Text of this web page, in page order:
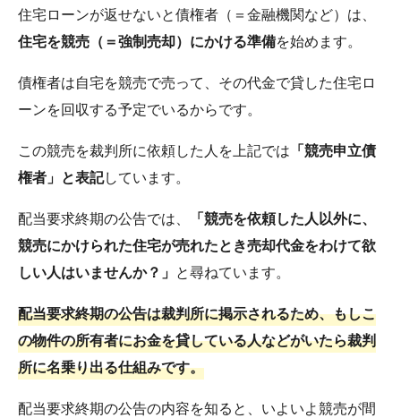
住宅ローンが返せないと債権者（＝金融機関など）は、
住宅を競売（＝強制売却）にかける準備を始めます。
債権者は自宅を競売で売って、その代金で貸した住宅ロ
ーンを回収する予定でいるからです。
この競売を裁判所に依頼した人を上記では 「競売申立債
権者」と表記しています。
配当要求終期の公告では、
「競売を依頼した人以外に、
競売にかけられた住宅が売れたとき売却代金をわけて欲
しい人はいませんか？」 と尋ねています。
配当要求終期の公告は裁判所に掲示されるため、もしこ
の物件の所有者にお金を貸している人などがいたら裁判
所に名乗り出る仕組みです。
配当要求終期の公告の内容を知ると、いよいよ競売が間